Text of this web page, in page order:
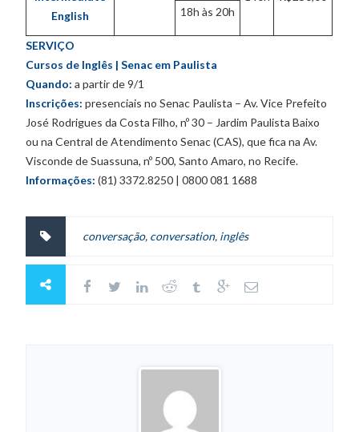
English
18h às 20h
SERVIÇO
Cursos de Inglês | Senac em Paulista
Quando: a partir de 9/1
Inscrições:presenciais no Senac Paulista – Av. Vice Prefeito
José Rodrigues da Costa Filho, nº 30 – Jardim Paulista Baixo
ou na Central de Atendimento Senac (CAS), que fica na Av.
Visconde de Suassuna, nº 500, Santo Amaro, no Recife.
Informações: (81) 3372.8250 | 0800 081 1688
conversação, conversation, inglês